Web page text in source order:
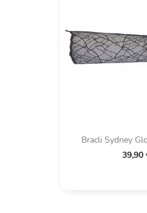
Bracli Sydney
39,90